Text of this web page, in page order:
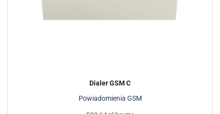
Powiadomienia GSM
Dialer GSM C